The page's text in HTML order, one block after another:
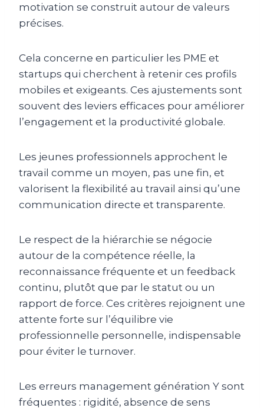
motivation se construit autour de valeurs
précises.
Cela concerne en particulier les PME et
startups qui cherchent à retenir ces profils
mobiles et exigeants. Ces ajustements sont
souvent des leviers efficaces pour améliorer
l’engagement et la productivité globale.
Les jeunes professionnels approchent le
travail comme un moyen, pas une fin, et
valorisent la flexibilité au travail ainsi qu’une
communication directe et transparente.
Le respect de la hiérarchie se négocie
autour de la compétence réelle, la
reconnaissance fréquente et un feedback
continu, plutôt que par le statut ou un
rapport de force. Ces critères rejoignent une
attente forte sur l’équilibre vie
professionnelle personnelle, indispensable
pour éviter le turnover.
Les erreurs management génération Y sont
fréquentes : rigidité, absence de sens